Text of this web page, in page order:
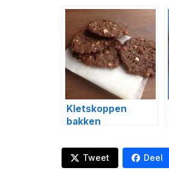
Kletskoppen
bakken
Tweet Deel